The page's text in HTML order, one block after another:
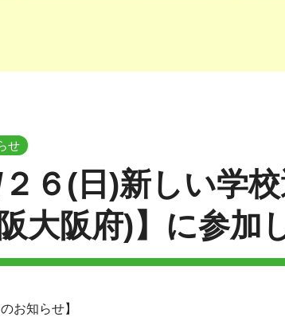
せ
/２６(日)新しい学
大阪府)】に参加
お知らせ】